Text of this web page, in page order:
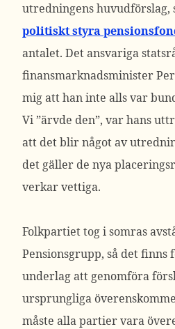
utredningens huvudförslag,
politiskt styra
antalet. Det ansvariga
finansmarknadsminister
mig att han inte alls var
Vi ”ärvde den”, var hans
att det blir något av
det gäller de nya
verkar vettiga.
Folkpartiet tog i somras
Pensionsgrupp, så det
underlag att genomföra
ursprungliga
måste alla partier vara